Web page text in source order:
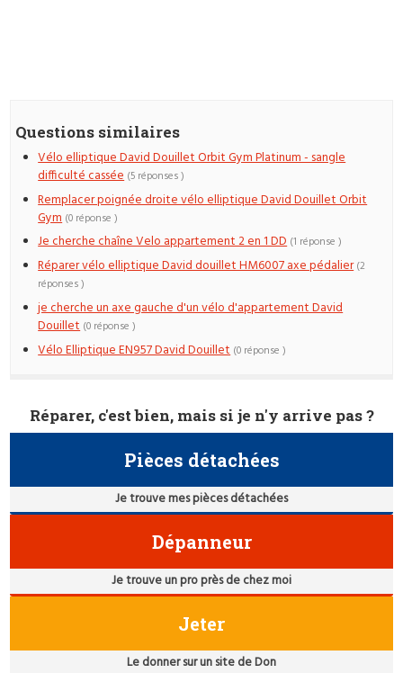
Questions similaires
Vélo elliptique David Douillet Orbit Gym Platinum - sangle
difficulté cassée (5 réponses )
Remplacer poignée droite vélo elliptique David Douillet Orbit
Gym (0 réponse )
Je cherche chaîne Velo appartement 2 en 1 DD (1 réponse )
Réparer vélo elliptique David douillet HM6007 axe pédalier (2
réponses )
je cherche un axe gauche d'un vélo d'appartement David
Douillet (0 réponse )
Vélo Elliptique EN957 David Douillet (0 réponse )
Réparer, c'est bien, mais si je n'y arrive pas ?
Pièces détachées
Je trouve mes pièces détachées
Dépanneur
Je trouve un pro près de chez moi
Jeter
Le donner sur un site de Don